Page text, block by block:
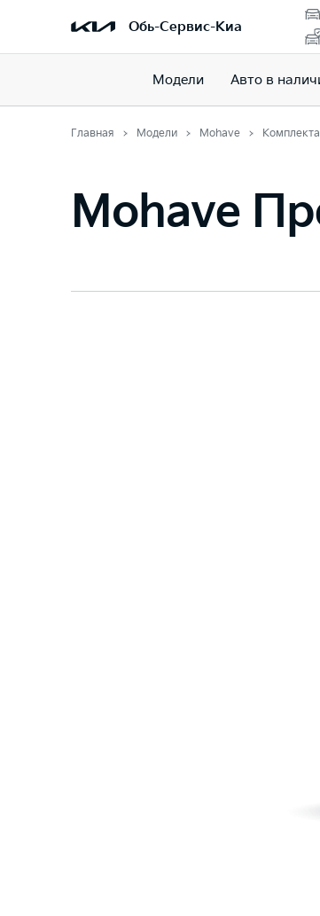
Обь-Сервис-Киа
Модели Авто в
Главная Модели Mohave
Mohave